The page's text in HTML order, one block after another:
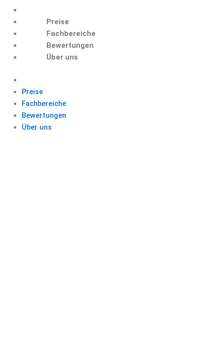
Preise
Fachbereiche
Bewertungen
Über uns
Preise
Fachbereiche
Bewertungen
Über uns